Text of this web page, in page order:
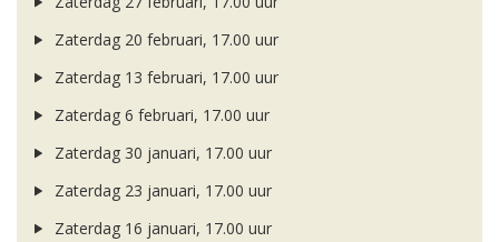
Zaterdag 20 februari, 17.00 uur
Zaterdag 13 februari, 17.00 uur
Zaterdag 6 februari, 17.00 uur
Zaterdag 30 januari, 17.00 uur
Zaterdag 23 januari, 17.00 uur
Zaterdag 16 januari, 17.00 uur